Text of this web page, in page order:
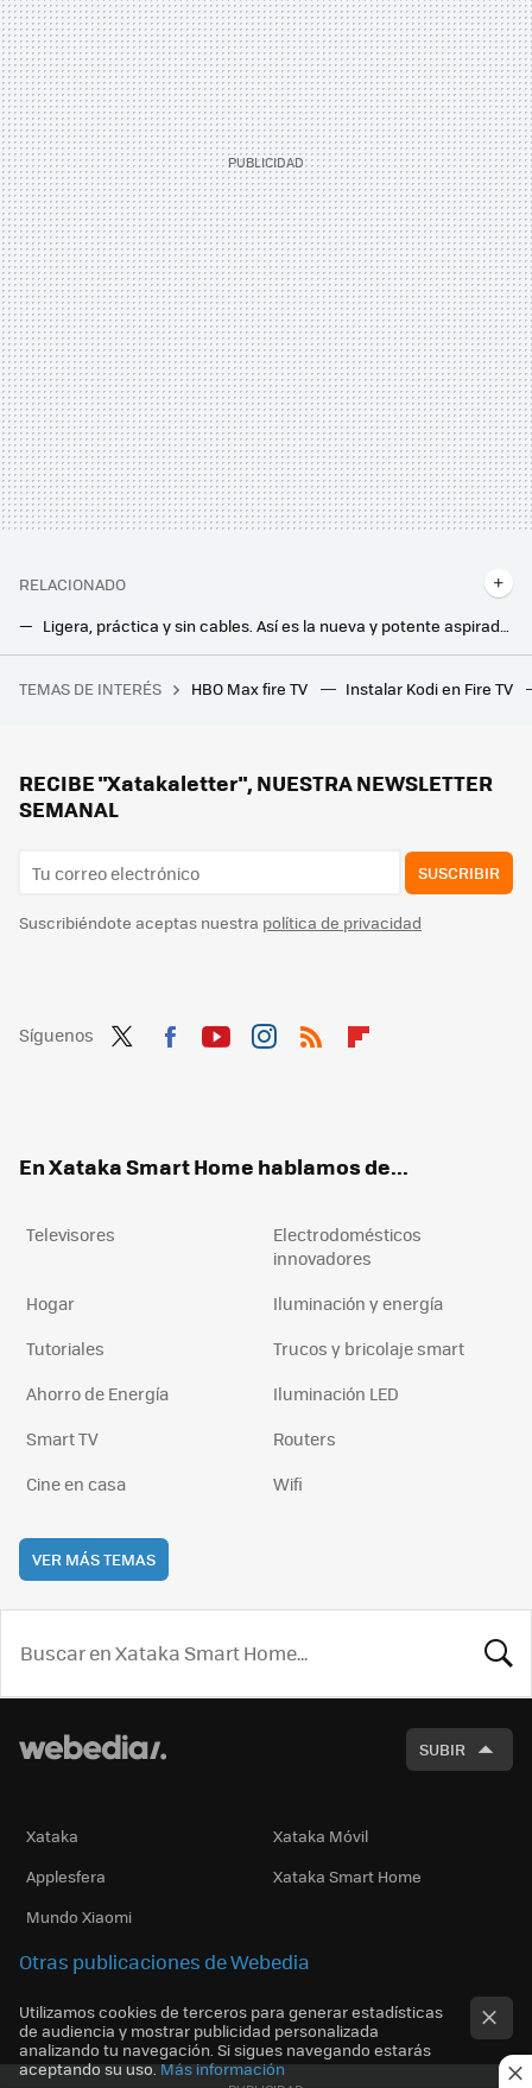
RELACIONADO
Ligera, práctica y sin cables. Así es la nueva y potente aspiradora de Xiaomi que viene a conquistar el mercado
Perfecta para la cocina o el dormitorio: esta smart TV Xiaomi de 32 pulgadas cuesta menos de 150 euros
TEMAS DE INTERÉS HBO Max fire TV Instalar Kodi en Fire TV
RECIBE "Xatakaletter", NUESTRA NEWSLETTER
SEMANAL
SUSCRIBIR
Suscribiéndote aceptas nuestra política de privacidad
Síguenos
En Xataka Smart Home hablamos de...
Televisores
Electrodomésticos
innovadores
Hogar
Iluminación y energía
Tutoriales
Trucos y bricolaje smart
Ahorro de Energía
Iluminación LED
Smart TV
Routers
Cine en casa
Wifi
VER MÁS TEMAS
SUBIR
Xataka
Xataka Móvil
Applesfera
Xataka Smart Home
Mundo Xiaomi
Otras publicaciones de Webedia
Utilizamos cookies de terceros para generar estadísticas
de audiencia y mostrar publicidad personalizada
analizando tu navegación. Si sigues navegando estarás
aceptando su uso. Más información